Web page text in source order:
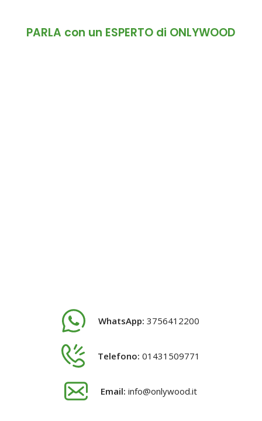
PARLA con un ESPERTO di ONLYWOOD
WhatsApp: 3756412200
Telefono: 01431509771
Email: info@onlywood.it